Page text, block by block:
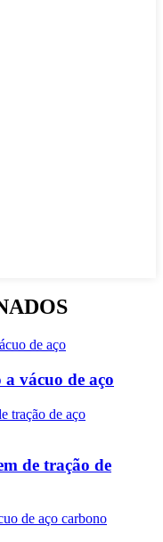
vácuo de aço
de tração de